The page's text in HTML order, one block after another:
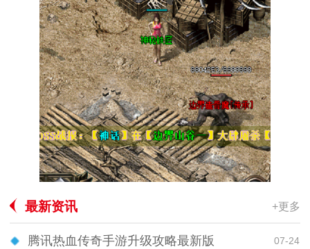
最新资讯 +更多
腾讯热血传奇手游升级攻略最新版 07-24